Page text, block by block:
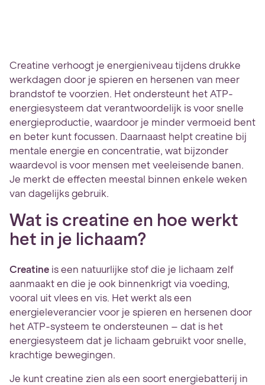
Creatine verhoogt je energieniveau tijdens drukke
werkdagen door je spieren en hersenen van meer
brandstof te voorzien. Het ondersteunt het ATP-
energiesysteem dat verantwoordelijk is voor snelle
energieproductie, waardoor je minder vermoeid bent
en beter kunt focussen. Daarnaast helpt creatine bij
mentale energie en concentratie, wat bijzonder
waardevol is voor mensen met veeleisende banen.
Je merkt de effecten meestal binnen enkele weken
van dagelijks gebruik.
Wat is creatine en hoe werkt
het in je lichaam?
Creatine is een natuurlijke stof die je lichaam zelf
aanmaakt en die je ook binnenkrigt via voeding,
vooral uit vlees en vis. Het werkt als een
energieleverancier voor je spieren en hersenen door
het ATP-systeem te ondersteunen – dat is het
energiesysteem dat je lichaam gebruikt voor snelle,
krachtige bewegingen.
Je kunt creatine zien als een soort energiebatterij in